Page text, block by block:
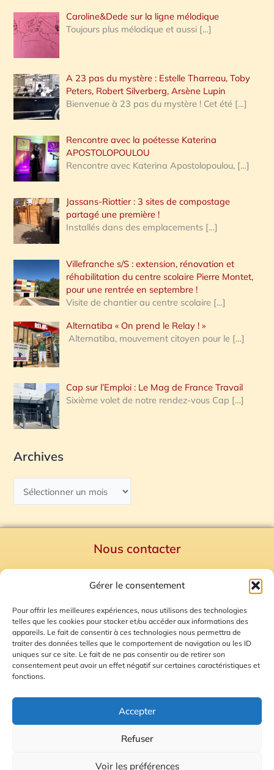
Gérer le consentement
Pour offrir les meilleures expériences, nous utilisons des technologies
telles que les cookies pour stocker et/ou accéder aux informations des
appareils. Le fait de consentir à ces technologies nous permettra de
traiter des données telles que le comportement de navigation ou les ID
uniques sur ce site. Le fait de ne pas consentir ou de retirer son
consentement peut avoir un effet négatif sur certaines caractéristiques et
fonctions.
Accepter
Refuser
Voir les préférences
Caroline&Dede sur la ligne mélodique
Toujours plus mélodique et aussi […]
A 23 pas du mystère : Estelle Tharreau, Toby
Peters, Robert Silverberg, Arsène Lupin
Bienvenue à 23 pas du mystère ! Cet été […]
Rencontre avec la poétesse Katerina
APOSTOLOPOULOU
Rencontre avec Katerina Apostolopoulou, […]
Jassans-Riottier : 3 sites de compostage
partagé une première !
Installés dans des emplacements […]
Villefranche s/S : extension, rénovation et
réhabilitation du centre scolaire Pierre Montet,
pour une rentrée en septembre !
Visite de chantier au centre scolaire […]
Alternatiba « On prend le Relay ! »
Alternatiba, mouvement citoyen pour le […]
Cap sur l’Emploi : Le Mag de France Travail
Sixième volet de notre rendez-vous Cap […]
Archives
Nous contacter
Mentions Légales
Plan du site
Gestion des Cookies
© 2026 Radio Calade